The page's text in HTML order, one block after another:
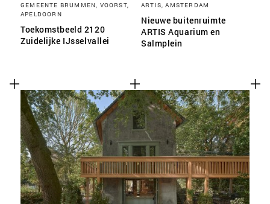
GEMEENTE BRUMMEN, VOORST,
APELDOORN
Toekomstbeeld 2120
Zuidelijke IJsselvallei
ARTIS, AMSTERDAM
Nieuwe buitenruimte
ARTIS Aquarium en
Salmplein